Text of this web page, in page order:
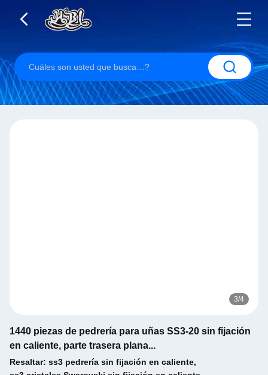
3/4
1440 piezas de pedrería para uñas SS3-20 sin fijación
en caliente, parte trasera plana...
Resaltar: ss3 pedrería sin fijación en caliente,